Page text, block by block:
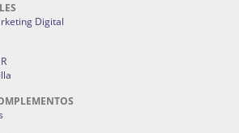
Digital